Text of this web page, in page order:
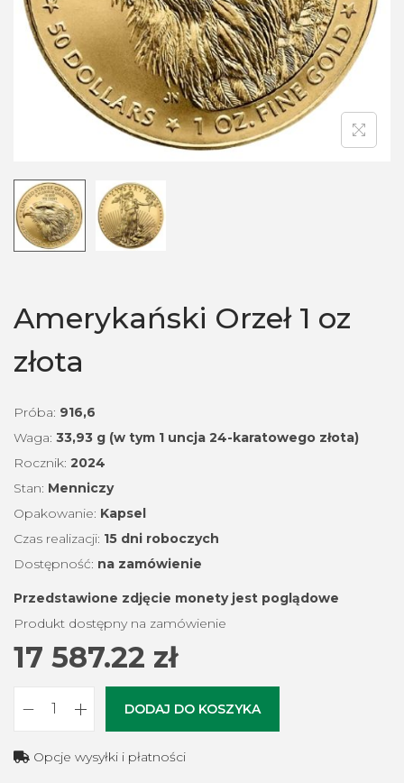
n
Amerykański Orzeł 1 oz
złota
Próba: 916,6
Waga: 33,93 g (w tym 1 uncja 24-karatowego złota)
Rocznik: 2024
Stan: Menniczy
Opakowanie: Kapsel
Czas realizacji: 15 dni roboczych
Dostępność: na zamówienie
Przedstawione zdjęcie monety jest poglądowe
Produkt dostępny na zamówienie
17 587.22 zł
DODAJ DO KOSZYKA
Opcje wysyłki i płatności